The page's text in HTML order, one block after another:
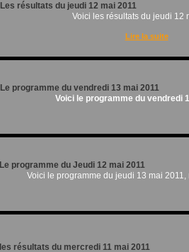
Les résultats du jeudi 12 mai 2011
Voici les résultats du jeudi 12
Lire la suite
Le programme du vendredi 13 mai 2011
Voici le programme du vendredi
Le programme du Jeudi 12 mai 2011
Voici le programme du jeudi 13 mai 2011,
les résultats du mercredi 11 mai 2011